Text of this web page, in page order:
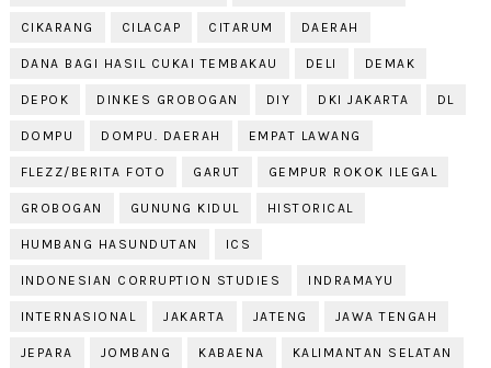
CIKARANG CILACAP CITARUM DAERAH
DANA BAGI HASIL CUKAI TEMBAKAU DELI DEMAK
DEPOK DINKES GROBOGAN DIY DKI JAKARTA DL
DOMPU DOMPU. DAERAH EMPAT LAWANG
FLEZZ/BERITA FOTO GARUT GEMPUR ROKOK ILEGAL
GROBOGAN GUNUNG KIDUL HISTORICAL
HUMBANG HASUNDUTAN ICS
INDONESIAN CORRUPTION STUDIES INDRAMAYU
INTERNASIONAL JAKARTA JATENG JAWA TENGAH
JEPARA JOMBANG KABAENA KALIMANTAN SELATAN